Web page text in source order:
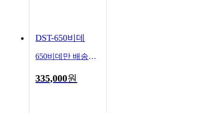
DST-650비데
650비데만 배송됩니다
335,000원